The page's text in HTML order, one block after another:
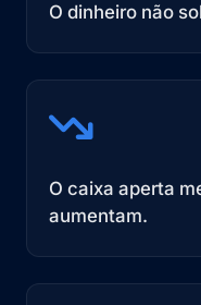
O dinheiro não
O caixa aperta
aumentam.